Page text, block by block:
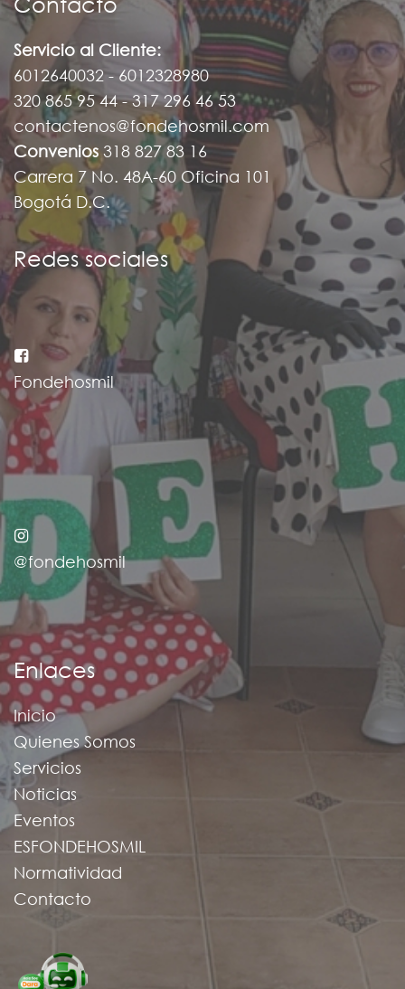
Contacto
Servicio al Cliente:
6012640032 - 6012328980
320 865 95 44 - 317 296 46 53
contactenos@fondehosmil.com
Convenios 318 827 83 16
Carrera 7 No. 48A-60 Oficina 101
Bogotá D.C.
Redes sociales
Fondehosmil
@fondehosmil
Enlaces
Inicio
Quienes Somos
Servicios
Noticias
Eventos
ESFONDEHOSMIL
Normatividad
Contacto